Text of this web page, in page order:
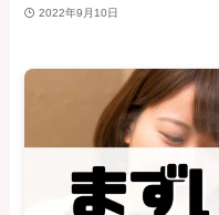
2022年9月10日